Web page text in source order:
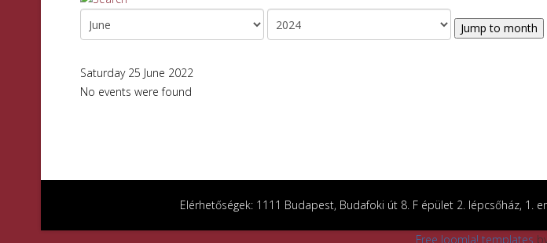
Jump to month
Saturday 25 June 2022
No events were found
Elérhetőségek: 1111 Budapest, Budafoki út 8. F épület 2. lépcsőház, 1.
Free Joomla! templates